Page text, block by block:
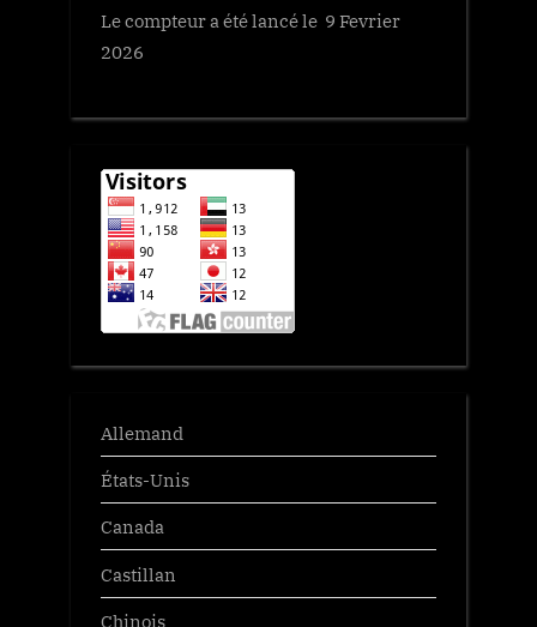
Le compteur a été lancé le 9 Fevrier
2026
Allemand
États-Unis
Canada
Castillan
Chinois